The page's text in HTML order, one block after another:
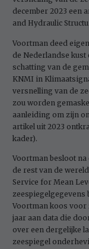
december 2023 een
and Hydraulic
Voortman deed
de Nederlandse
schatting van de
KNMI in
versnelling van de
zou worden
aanleiding om zijn
artikel uit 2023
kader).
Voortman besloot
de rest van de
Service for Mean
zeespiegelgegevens
Voortman koos voor
jaar aan data die
over een dergelijke
zeespiegel